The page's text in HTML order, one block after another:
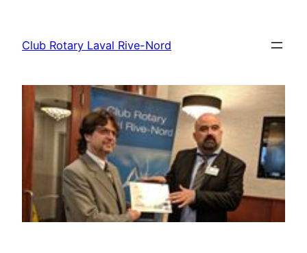
contenu
Club Rotary Laval Rive-Nord